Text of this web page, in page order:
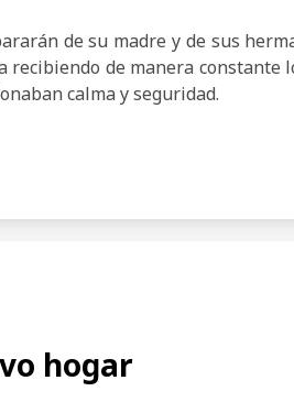
de su madre y de sus
recibiendo de manera constante
calma y seguridad.
hogar